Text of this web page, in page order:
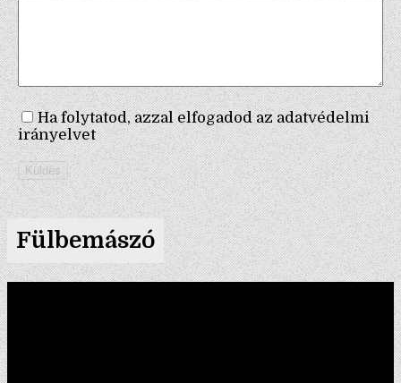
Ha folytatod, azzal elfogadod az adatvédelmi
irányelvet
Küldés
Fülbemászó
Videólejátszó